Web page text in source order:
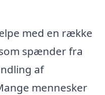
med en række
spænder fra
af
mennesker